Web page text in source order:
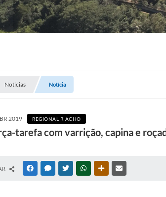
Notícias Notícia
2019 REGIONAL RIACHO
tarefa com varrição, capina e
FACEBOOKMESSENGER
TWITTERWHATSAPPOUTRAS MÍDIAS